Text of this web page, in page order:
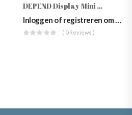
DEPEND Display Mini Nagellak 24 X 3 Stuks LEEG
Inloggen of registreren om prijzen te zien
( 0 Reviews )